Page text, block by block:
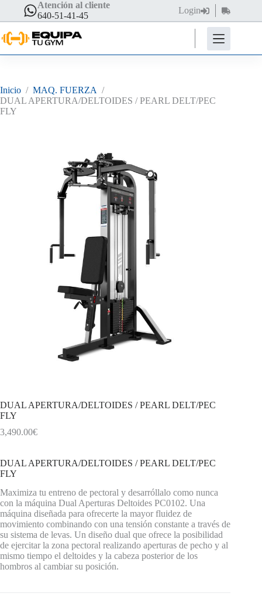
contenido
Atención al cliente
640-51-41-45
Login
Carro
de
compra
Inicio / MAQ. FUERZA /
DUAL APERTURA/DELTOIDES / PEARL DELT/PEC
FLY
DUAL APERTURA/DELTOIDES / PEARL DELT/PEC
FLY
3,490.00€
DUAL APERTURA/DELTOIDES / PEARL DELT/PEC
FLY
Maximiza tu entreno de pectoral y desarróllalo como nunca
con la máquina Dual Aperturas Deltoides PC0102. Una
máquina diseñada para ofrecerte la mayor fluidez de
movimiento combinando con una tensión constante a través de
su sistema de levas. Un diseño dual que ofrece la posibilidad
de ejercitar la zona pectoral realizando aperturas de pecho y al
mismo tiempo el deltoides y la cabeza posterior de los
hombros al cambiar su posición.